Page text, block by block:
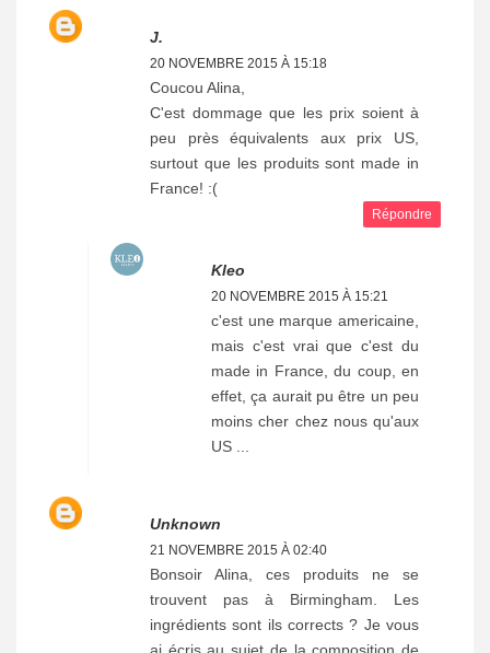
J.
20 NOVEMBRE 2015 À 15:18
Coucou Alina,
C'est dommage que les prix soient à
peu près équivalents aux prix US,
surtout que les produits sont made in
France! :(
Répondre
Kleo
20 NOVEMBRE 2015 À 15:21
c'est une marque americaine,
mais c'est vrai que c'est du
made in France, du coup, en
effet, ça aurait pu être un peu
moins cher chez nous qu'aux
US ...
Unknown
21 NOVEMBRE 2015 À 02:40
Bonsoir Alina, ces produits ne se
trouvent pas à Birmingham. Les
ingrédients sont ils corrects ? Je vous
ai écris au sujet de la composition de